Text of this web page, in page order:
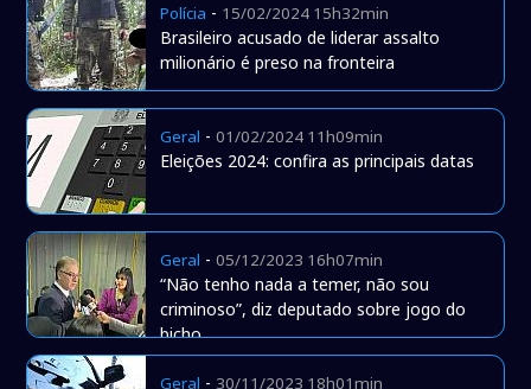
Polícia - 15/02/2024 15h32min
Brasileiro acusado de liderar assalto
milionário é preso na fronteira
Geral -01/02/2024 11h09min
Eleições 2024: confira as principais datas
Geral -05/12/2023 16h07min
“Não tenho nada a temer, não sou
criminoso”, diz deputado sobre jogo do
bicho
Geral - 30/11/2023 18h01min